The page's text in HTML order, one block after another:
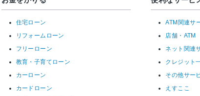
住宅ローン
リフォームローン
フリーローン
教育・子育てローン
カーローン
カードローン
ATM関連サ
店舗・ATM
ネット関連
クレジット
その他サー
えすここ